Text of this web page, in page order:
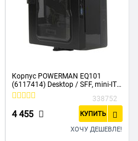
Корпус POWERMAN EQ101
(6117414) Desktop / SFF, mini-ITX,
200W PM-200ATX, USB3.0x2 +
338752
4 455 КУПИТЬ
ХОЧУ ДЕШЕВЛЕ!